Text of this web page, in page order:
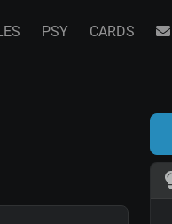
PSY CARDS